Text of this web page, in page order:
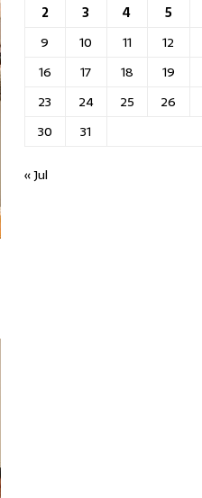
2
3 4 5
9
10 11 12
16
17 18 19
23
24 25 26
30
31
« Jul